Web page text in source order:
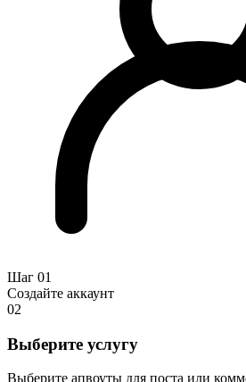
Шаг 01
Создайте аккаунт
02
Выберите услугу
Выберите апвоуты для поста или